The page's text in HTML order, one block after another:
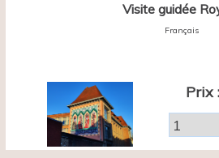
Visite guidée
Français
Prix :